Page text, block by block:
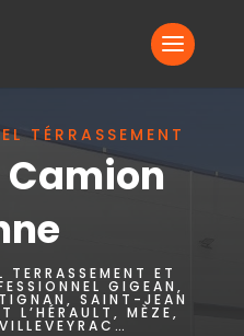
TÉRRASSEMENT
ET
GIGEAN,
SAINT-JEAN
L’HÉRAULT, MÈZE,